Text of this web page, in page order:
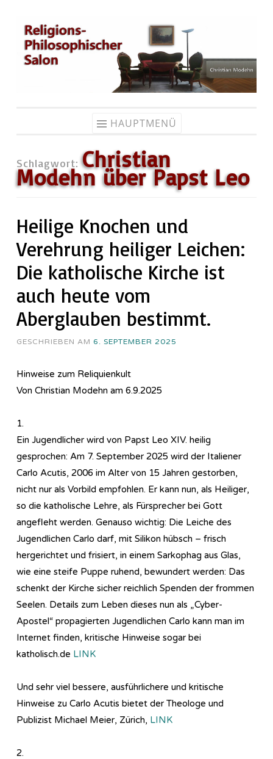
Zum
Inhalt
springen
HAUPTMENÜ
Schlagwort:Christian
Modehn über Papst Leo
Heilige Knochen und
Verehrung heiliger Leichen:
Die katholische Kirche ist
auch heute vom
Aberglauben bestimmt.
GESCHRIEBEN AM 6. SEPTEMBER 2025
Hinweise zum Reliquienkult
Von Christian Modehn am 6.9.2025
1.
Ein Jugendlicher wird von Papst Leo XIV. heilig
gesprochen: Am 7. September 2025 wird der Italiener
Carlo Acutis, 2006 im Alter von 15 Jahren gestorben,
nicht nur als Vorbild empfohlen. Er kann nun, als Heiliger,
so die katholische Lehre, als Fürsprecher bei Gott
angefleht werden. Genauso wichtig: Die Leiche des
Jugendlichen Carlo darf, mit Silikon hübsch – frisch
hergerichtet und frisiert, in einem Sarkophag aus Glas,
wie eine steife Puppe ruhend, bewundert werden: Das
schenkt der Kirche sicher reichlich Spenden der frommen
Seelen. Details zum Leben dieses nun als „Cyber-
Apostel“ propagierten Jugendlichen Carlo kann man im
Internet finden, kritische Hinweise sogar bei
katholisch.de LINK
Und sehr viel bessere, ausführlichere und kritische
Hinweise zu Carlo Acutis bietet der Theologe und
Publizist Michael Meier, Zürich, LINK
2.